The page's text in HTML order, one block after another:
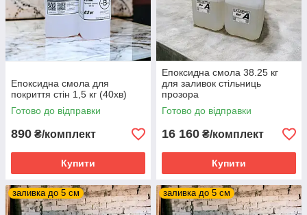
Епоксидна смола для
покриття стін 1,5 кг (40хв)
Готово до відправки
890 ₴/комплект
Купити
Епоксидна смола 38.25 кг
для заливок стільниць
прозора
Готово до відправки
16 160 ₴/комплект
Купити
заливка до 5 см заливка до 5 см